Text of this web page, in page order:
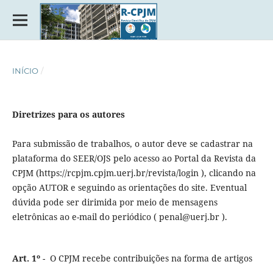
INÍCIO /
Diretrizes para os autores
Para submissão de trabalhos, o autor deve se cadastrar na
plataforma do SEER/OJS pelo acesso ao Portal da Revista da
CPJM (https://rcpjm.cpjm.uerj.br/revista/login ), clicando na
opção AUTOR e seguindo as orientações do site. Eventual
dúvida pode ser dirimida por meio de mensagens
eletrônicas ao e-mail do periódico ( penal@uerj.br ).
Art. 1º- O CPJM recebe contribuições na forma de artigos